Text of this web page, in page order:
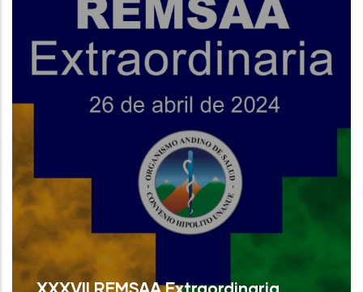
XXXVII REMSAA Extraordinaria